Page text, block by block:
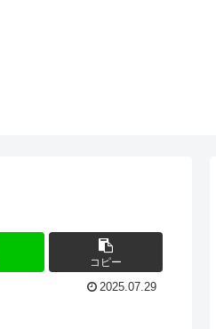
コピー
2025.07.29